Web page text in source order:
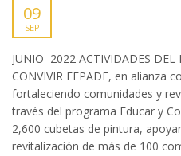
09
SEP
JUNIO 2022 ACTIVIDADES DEL
CONVIVIR FEPADE, en alianza
fortaleciendo comunidades y
través del programa Educar y
2,600 cubetas de pintura,
revitalización de más de 100